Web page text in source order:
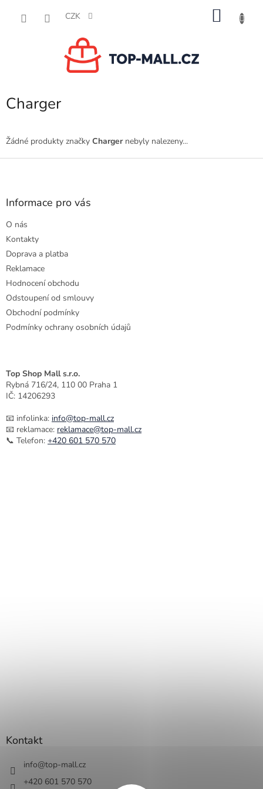
CZK
Charger
Žádné produkty značky Chargernebyly nalezeny...
Z
Informace pro vás
O nás
Kontakty
Doprava a platba
Reklamace
Hodnocení obchodu
Odstoupení od smlouvy
Obchodní podmínky
Podmínky ochrany osobních údajů
Top Shop Mall s.r.o.
Rybná 716/24, 110 00 Praha 1
IČ: 14206293
📧 infolinka: info@top-mall.cz
📧 reklamace: reklamace@top-mall.cz
📞 Telefon: +420 601 570 570
Kontakt
info@top-mall.cz
+420 601 570 570